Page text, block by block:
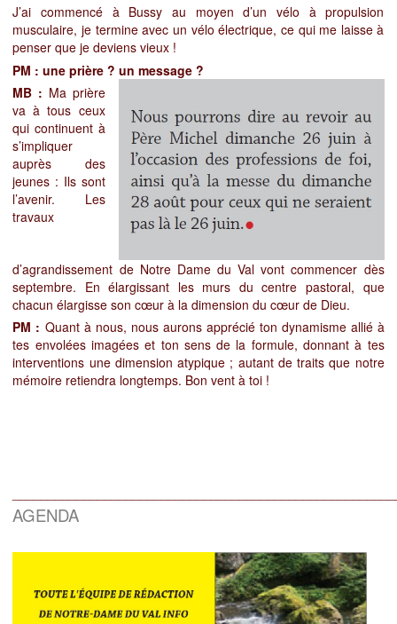
J’ai commencé à Bussy au moyen d’un vélo à propulsion
musculaire, je termine avec un vélo électrique, ce qui me laisse à
penser que je deviens vieux !
PM : une prière ? un message ?
MB : Ma prière
va à tous ceux
qui continuent à
s’impliquer
auprès des
jeunes : Ils sont
l’avenir. Les
travaux
d’agrandissement de Notre Dame du Val vont commencer dès
septembre. En élargissant les murs du centre pastoral, que
chacun élargisse son cœur à la dimension du cœur de Dieu.
PM : Quant à nous, nous aurons apprécié ton dynamisme allié à
tes envolées imagées et ton sens de la formule, donnant à tes
interventions une dimension atypique ; autant de traits que notre
mémoire retiendra longtemps. Bon vent à toi !
AGENDA